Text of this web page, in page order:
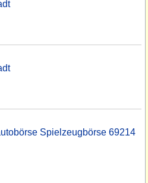
Spielzeugbörse 69214